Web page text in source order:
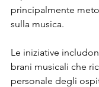
principalmente
sulla musica.
Le iniziative
brani musicali che
personale degli